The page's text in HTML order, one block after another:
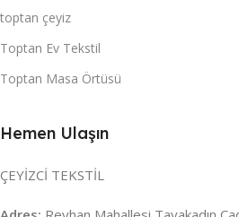
toptan çeyiz
Toptan Ev Tekstil
Toptan Masa Örtüsü
Hemen Ulaşın
ÇEYİZCİ TEKSTİL